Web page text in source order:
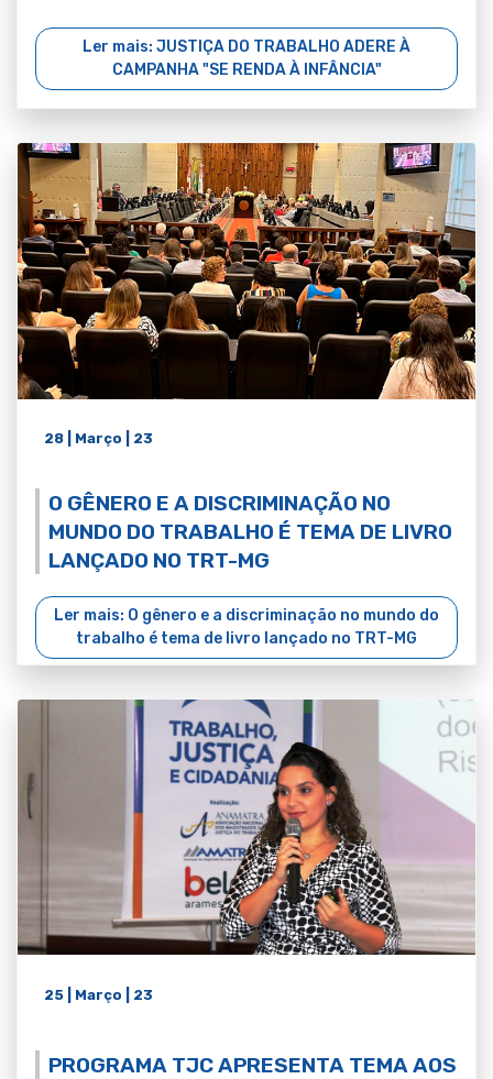
Ler mais: JUSTIÇA DO TRABALHO ADERE À
CAMPANHA "SE RENDA À INFÂNCIA"
28 | Março | 23
O GÊNERO E A DISCRIMINAÇÃO NO
MUNDO DO TRABALHO É TEMA DE LIVRO
LANÇADO NO TRT-MG
Ler mais: O gênero e a discriminação no mundo do
trabalho é tema de livro lançado no TRT-MG
25 | Março | 23
PROGRAMA TJC APRESENTA TEMA AOS